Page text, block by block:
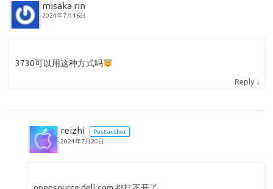
misaka rin
2024年7月16日
3730可以用这种方式吗
Reply ↓
reizhi
Post author
2024年7月20日